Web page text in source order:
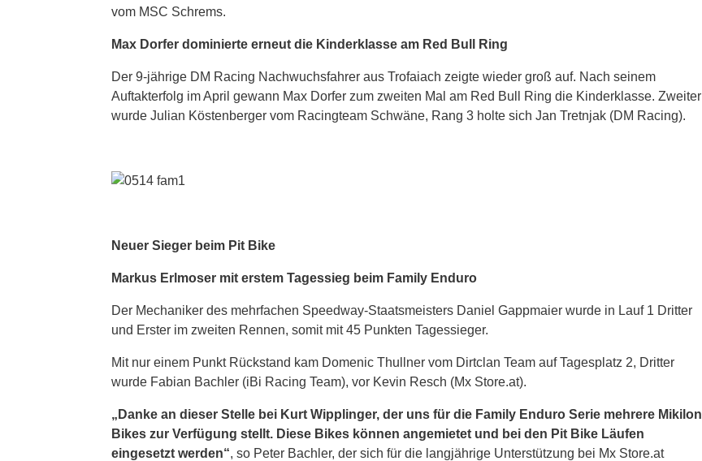
vom MSC Schrems.
Max Dorfer dominierte erneut die Kinderklasse am Red Bull Ring
Der 9-jährige DM Racing Nachwuchsfahrer aus Trofaiach zeigte wieder groß auf. Nach seinem
Auftakterfolg im April gewann Max Dorfer zum zweiten Mal am Red Bull Ring die Kinderklasse. Zweiter
wurde Julian Köstenberger vom Racingteam Schwäne, Rang 3 holte sich Jan Tretnjak (DM Racing).
Neuer Sieger beim Pit Bike
Markus Erlmoser mit erstem Tagessieg beim Family Enduro
Der Mechaniker des mehrfachen Speedway-Staatsmeisters Daniel Gappmaier wurde in Lauf 1 Dritter
und Erster im zweiten Rennen, somit mit 45 Punkten Tagessieger.
Mit nur einem Punkt Rückstand kam Domenic Thullner vom Dirtclan Team auf Tagesplatz 2, Dritter
wurde Fabian Bachler (iBi Racing Team), vor Kevin Resch (Mx Store.at).
„Danke an dieser Stelle bei Kurt Wipplinger, der uns für die Family Enduro Serie mehrere Mikilon
Bikes zur Verfügung stellt. Diese Bikes können angemietet und bei den Pit Bike Läufen
eingesetzt werden“, so Peter Bachler, der sich für die langjährige Unterstützung bei Mx Store.at